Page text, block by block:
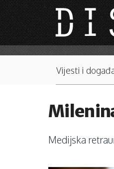
Skip to main content
Main
Vijesti i
Medijska